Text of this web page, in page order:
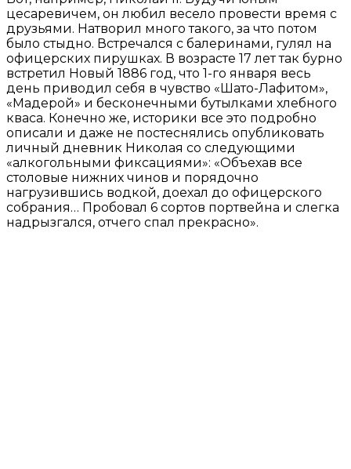
цесаревичем, он любил весело провести время с
друзьями. Натворил много такого, за что потом
было стыдно. Встречался с балеринами, гулял на
офицерских пирушках. В возрасте 17 лет так бурно
встретил Новый 1886 год, что 1-го января весь
день приводил себя в чувство «Шато-Лафитом»,
«Мадерой» и бесконечными бутылками хлебного
кваса. Конечно же, историки все это подробно
описали и даже не постеснялись опубликовать
личный дневник Николая со следующими
«алкогольными фиксациями»: «Объехав все
столовые нижних чинов и порядочно
нагрузившись водкой, доехал до офицерского
собрания… Пробовал 6 сортов портвейна и слегка
надрызгался, отчего спал прекрасно».